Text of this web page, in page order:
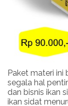
Paket materi ini
segala hal
dan bisnis ikan
ikan sidat